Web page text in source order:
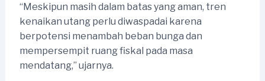
“Meskipun masih dalam batas yang aman, tren
kenaikan utang perlu diwaspadai karena
berpotensi menambah beban bunga dan
mempersempit ruang fiskal pada masa
mendatang,” ujarnya.